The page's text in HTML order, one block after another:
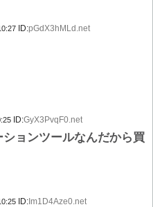
ID:pGdX3hMLd.net
ID:GyX3PvqF0.net
ョンツールなんだから買
ID: Im1D4Aze0.net